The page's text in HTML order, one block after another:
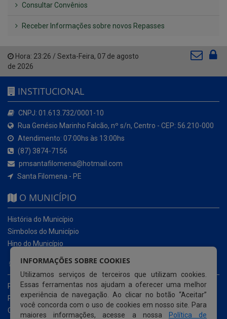
Consultar Convênios
Receber Informações sobre novos Repasses
Hora: 23:26 / Sexta-Feira, 07 de agosto
de 2026
INSTITUCIONAL
CNPJ: 01.613.732/0001-10
Rua Genésio Marinho Falcão, nº s/n, Centro - CEP: 56.210-000
Atendimento: 07:00hs às 13:00hs
(87) 3874-7156
pmsantafilomena@hotmail.com
Santa Filomena - PE
O MUNICÍPIO
História do Município
Simbolos do Município
Hino do Município
NOSSOS SERVIÇOS
Portal da Transparência
Portal da Transparência da COVID-19
Cartas de Serviços ao Usuário
INFORMAÇÕES SOBRE COOKIES
Utilizamos serviços de terceiros que utilizam cookies.
Essas ferramentas nos ajudam a oferecer uma melhor
experiência de navegação. Ao clicar no botão “Aceitar”
você concorda com o uso de cookies em nosso site. Para
maiores informações, acesse a nossa
Política de